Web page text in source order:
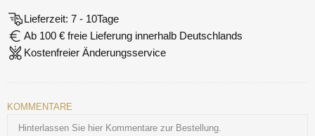
Lieferzeit: 7 - 10Tage
Ab 100 € freie Lieferung innerhalb Deutschlands
Kostenfreier Änderungsservice
KOMMENTARE